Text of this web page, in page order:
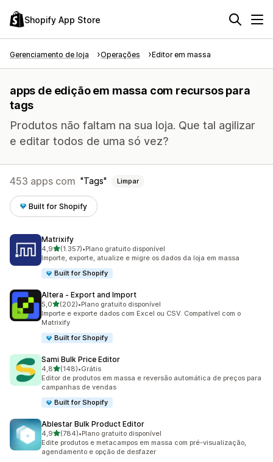
Shopify App Store
Gerenciamento de loja Operações Editor em massa
apps de edição em massa com recursos para
tags
Produtos não faltam na sua loja. Que tal agilizar
e editar todos de uma só vez?
453 apps com Tags Limpar
Built for Shopify
Matrixify
4,9de 5 estrelas
(1.357)
1357 avaliações ao todo
•Plano gratuito disponível
Importe, exporte, atualize e migre os dados da loja em massa
Built for Shopify
Altera ‑ Export and Import
5,0de 5 estrelas
(202)
202 avaliações ao todo
•Plano gratuito disponível
Importe e exporte dados com Excel ou CSV. Compatível com o
Matrixify
Built for Shopify
Sami Bulk Price Editor
4,8de 5 estrelas
(148)
148 avaliações ao todo
•Grátis
Editor de produtos em massa e reversão automática de preços para
campanhas de vendas
Built for Shopify
Ablestar Bulk Product Editor
4,9de 5 estrelas
(784)
784 avaliações ao todo
•Plano gratuito disponível
Edite produtos e metacampos em massa com pré-visualização,
agendamento e opção de desfazer